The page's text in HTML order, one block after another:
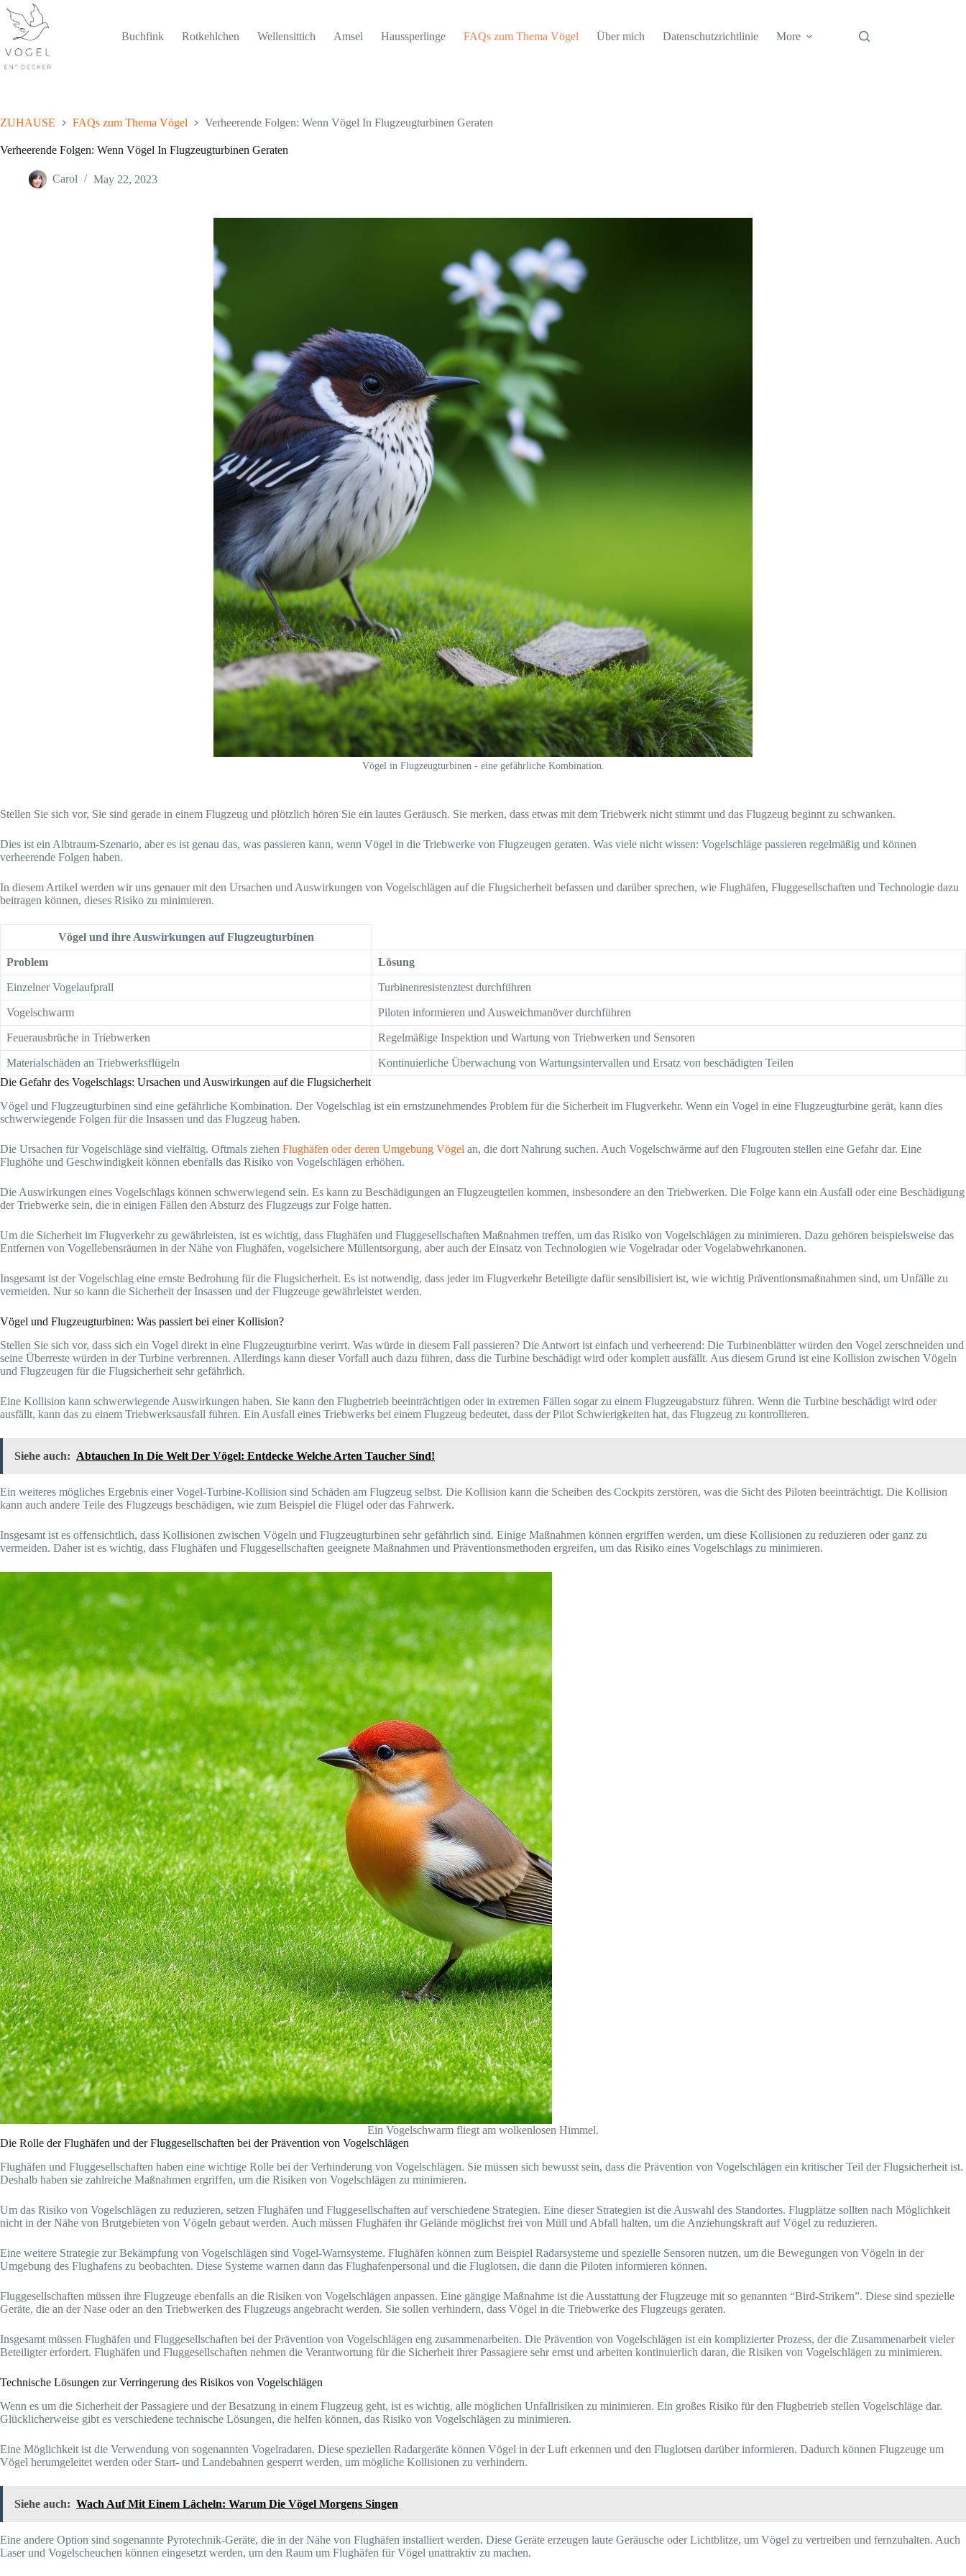
content
Buchfink Rotkehlchen Wellensittich Amsel Haussperlinge FAQs zum Thema Vögel Über mich Datenschutzrichtlinie More
ZUHAUSE FAQs zum Thema Vögel Verheerende Folgen: Wenn Vögel In Flugzeugturbinen Geraten
Verheerende Folgen: Wenn Vögel In Flugzeugturbinen Geraten
Carol May 22, 2023
Vögel in Flugzeugturbinen - eine gefährliche Kombination.
Stellen Sie sich vor, Sie sind gerade in einem Flugzeug und plötzlich hören Sie ein lautes Geräusch. Sie merken, dass etwas mit dem Triebwerk nicht stimmt und das Flugzeug beginnt zu schwanken.
Dies ist ein Albtraum-Szenario, aber es ist genau das, was passieren kann, wenn Vögel in die Triebwerke von Flugzeugen geraten. Was viele nicht wissen: Vogelschläge passieren regelmäßig und können
verheerende Folgen haben.
In diesem Artikel werden wir uns genauer mit den Ursachen und Auswirkungen von Vogelschlägen auf die Flugsicherheit befassen und darüber sprechen, wie Flughäfen, Fluggesellschaften und Technologie dazu
beitragen können, dieses Risiko zu minimieren.
Vögel und ihre Auswirkungen auf Flugzeugturbinen
Problem Lösung
Einzelner Vogelaufprall Turbinenresistenztest durchführen
Vogelschwarm Piloten informieren und Ausweichmanöver durchführen
Feuerausbrüche in Triebwerken Regelmäßige Inspektion und Wartung von Triebwerken und Sensoren
Materialschäden an Triebwerksflügeln
Kontinuierliche Überwachung von Wartungsintervallen und Ersatz von beschädigten Teilen
Die Gefahr des Vogelschlags: Ursachen und Auswirkungen auf die Flugsicherheit
Vögel und Flugzeugturbinen sind eine gefährliche Kombination. Der Vogelschlag ist ein ernstzunehmendes Problem für die Sicherheit im Flugverkehr. Wenn ein Vogel in eine Flugzeugturbine gerät, kann dies
schwerwiegende Folgen für die Insassen und das Flugzeug haben.
Die Ursachen für Vogelschläge sind vielfältig. Oftmals ziehen Flughäfen oder deren Umgebung Vögel an, die dort Nahrung suchen. Auch Vogelschwärme auf den Flugrouten stellen eine Gefahr dar. Eine
Flughöhe und Geschwindigkeit können ebenfalls das Risiko von Vogelschlägen erhöhen.
Die Auswirkungen eines Vogelschlags können schwerwiegend sein. Es kann zu Beschädigungen an Flugzeugteilen kommen, insbesondere an den Triebwerken. Die Folge kann ein Ausfall oder eine Beschädigung
der Triebwerke sein, die in einigen Fällen den Absturz des Flugzeugs zur Folge hatten.
Um die Sicherheit im Flugverkehr zu gewährleisten, ist es wichtig, dass Flughäfen und Fluggesellschaften Maßnahmen treffen, um das Risiko von Vogelschlägen zu minimieren. Dazu gehören beispielsweise das
Entfernen von Vogellebensräumen in der Nähe von Flughäfen, vogelsichere Müllentsorgung, aber auch der Einsatz von Technologien wie Vogelradar oder Vogelabwehrkanonen.
Insgesamt ist der Vogelschlag eine ernste Bedrohung für die Flugsicherheit. Es ist notwendig, dass jeder im Flugverkehr Beteiligte dafür sensibilisiert ist, wie wichtig Präventionsmaßnahmen sind, um Unfälle zu
vermeiden. Nur so kann die Sicherheit der Insassen und der Flugzeuge gewährleistet werden.
Vögel und Flugzeugturbinen: Was passiert bei einer Kollision?
Stellen Sie sich vor, dass sich ein Vogel direkt in eine Flugzeugturbine verirrt. Was würde in diesem Fall passieren? Die Antwort ist einfach und verheerend: Die Turbinenblätter würden den Vogel zerschneiden und
seine Überreste würden in der Turbine verbrennen. Allerdings kann dieser Vorfall auch dazu führen, dass die Turbine beschädigt wird oder komplett ausfällt. Aus diesem Grund ist eine Kollision zwischen Vögeln
und Flugzeugen für die Flugsicherheit sehr gefährlich.
Eine Kollision kann schwerwiegende Auswirkungen haben. Sie kann den Flugbetrieb beeinträchtigen oder in extremen Fällen sogar zu einem Flugzeugabsturz führen. Wenn die Turbine beschädigt wird oder
ausfällt, kann das zu einem Triebwerksausfall führen. Ein Ausfall eines Triebwerks bei einem Flugzeug bedeutet, dass der Pilot Schwierigkeiten hat, das Flugzeug zu kontrollieren.
Siehe auch: Abtauchen In Die Welt Der Vögel: Entdecke Welche Arten Taucher Sind!
Ein weiteres mögliches Ergebnis einer Vogel-Turbine-Kollision sind Schäden am Flugzeug selbst. Die Kollision kann die Scheiben des Cockpits zerstören, was die Sicht des Piloten beeinträchtigt. Die Kollision
kann auch andere Teile des Flugzeugs beschädigen, wie zum Beispiel die Flügel oder das Fahrwerk.
Insgesamt ist es offensichtlich, dass Kollisionen zwischen Vögeln und Flugzeugturbinen sehr gefährlich sind. Einige Maßnahmen können ergriffen werden, um diese Kollisionen zu reduzieren oder ganz zu
vermeiden. Daher ist es wichtig, dass Flughäfen und Fluggesellschaften geeignete Maßnahmen und Präventionsmethoden ergreifen, um das Risiko eines Vogelschlags zu minimieren.
Ein Vogelschwarm fliegt am wolkenlosen Himmel.
Die Rolle der Flughäfen und der Fluggesellschaften bei der Prävention von Vogelschlägen
Flughäfen und Fluggesellschaften haben eine wichtige Rolle bei der Verhinderung von Vogelschlägen. Sie müssen sich bewusst sein, dass die Prävention von Vogelschlägen ein kritischer Teil der Flugsicherheit ist.
Deshalb haben sie zahlreiche Maßnahmen ergriffen, um die Risiken von Vogelschlägen zu minimieren.
Um das Risiko von Vogelschlägen zu reduzieren, setzen Flughäfen und Fluggesellschaften auf verschiedene Strategien. Eine dieser Strategien ist die Auswahl des Standortes. Flugplätze sollten nach Möglichkeit
nicht in der Nähe von Brutgebieten von Vögeln gebaut werden. Auch müssen Flughäfen ihr Gelände möglichst frei von Müll und Abfall halten, um die Anziehungskraft auf Vögel zu reduzieren.
Eine weitere Strategie zur Bekämpfung von Vogelschlägen sind Vogel-Warnsysteme. Flughäfen können zum Beispiel Radarsysteme und spezielle Sensoren nutzen, um die Bewegungen von Vögeln in der
Umgebung des Flughafens zu beobachten. Diese Systeme warnen dann das Flughafenpersonal und die Fluglotsen, die dann die Piloten informieren können.
Fluggesellschaften müssen ihre Flugzeuge ebenfalls an die Risiken von Vogelschlägen anpassen. Eine gängige Maßnahme ist die Ausstattung der Flugzeuge mit so genannten “Bird-Strikern”. Diese sind spezielle
Geräte, die an der Nase oder an den Triebwerken des Flugzeugs angebracht werden. Sie sollen verhindern, dass Vögel in die Triebwerke des Flugzeugs geraten.
Insgesamt müssen Flughäfen und Fluggesellschaften bei der Prävention von Vogelschlägen eng zusammenarbeiten. Die Prävention von Vogelschlägen ist ein komplizierter Prozess, der die Zusammenarbeit vieler
Beteiligter erfordert. Flughäfen und Fluggesellschaften nehmen die Verantwortung für die Sicherheit ihrer Passagiere sehr ernst und arbeiten kontinuierlich daran, die Risiken von Vogelschlägen zu minimieren.
Technische Lösungen zur Verringerung des Risikos von Vogelschlägen
Wenn es um die Sicherheit der Passagiere und der Besatzung in einem Flugzeug geht, ist es wichtig, alle möglichen Unfallrisiken zu minimieren. Ein großes Risiko für den Flugbetrieb stellen Vogelschläge dar.
Glücklicherweise gibt es verschiedene technische Lösungen, die helfen können, das Risiko von Vogelschlägen zu minimieren.
Eine Möglichkeit ist die Verwendung von sogenannten Vogelradaren. Diese speziellen Radargeräte können Vögel in der Luft erkennen und den Fluglotsen darüber informieren. Dadurch können Flugzeuge um
Vögel herumgeleitet werden oder Start- und Landebahnen gesperrt werden, um mögliche Kollisionen zu verhindern.
Siehe auch: Wach Auf Mit Einem Lächeln: Warum Die Vögel Morgens Singen
Eine andere Option sind sogenannte Pyrotechnik-Geräte, die in der Nähe von Flughäfen installiert werden. Diese Geräte erzeugen laute Geräusche oder Lichtblitze, um Vögel zu vertreiben und fernzuhalten. Auch
Laser und Vogelscheuchen können eingesetzt werden, um den Raum um Flughäfen für Vögel unattraktiv zu machen.